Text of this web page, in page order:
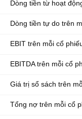
EBIT trên mỗi cổ
EBITDA trên mỗi cổ
Tổng nợ trên mỗi cổ